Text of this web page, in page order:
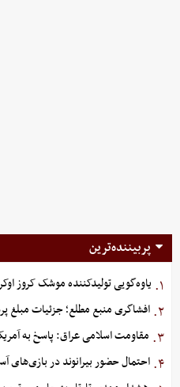
پربیننده‌ترین
۱. یاوه‌گویی تولیدکننده موشک کروز
۲. افشاگری منبع مطلع؛ جزئیات مبلغ
۳. مقاومت اسلامی عراق: پاسخ به
۴. احتمال حضور بیرانوند در بازی‌های